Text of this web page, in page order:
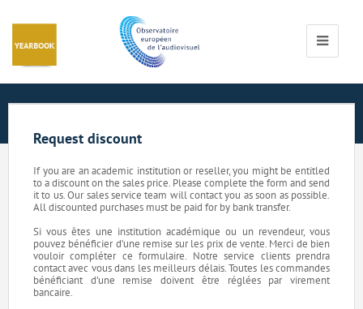
Toggle
Request discount
If you are an academic institution or reseller, you might be entitled
to a discount on the sales price. Please complete the form and send
it to us. Our sales service team will contact you as soon as possible.
All discounted purchases must be paid for by bank transfer.
Si vous êtes une institution académique ou un revendeur, vous
pouvez bénéficier d’une remise sur les prix de vente. Merci de bien
vouloir compléter ce formulaire. Notre service clients prendra
contact avec vous dans les meilleurs délais. Toutes les commandes
bénéficiant d’une remise doivent être réglées par virement
bancaire.